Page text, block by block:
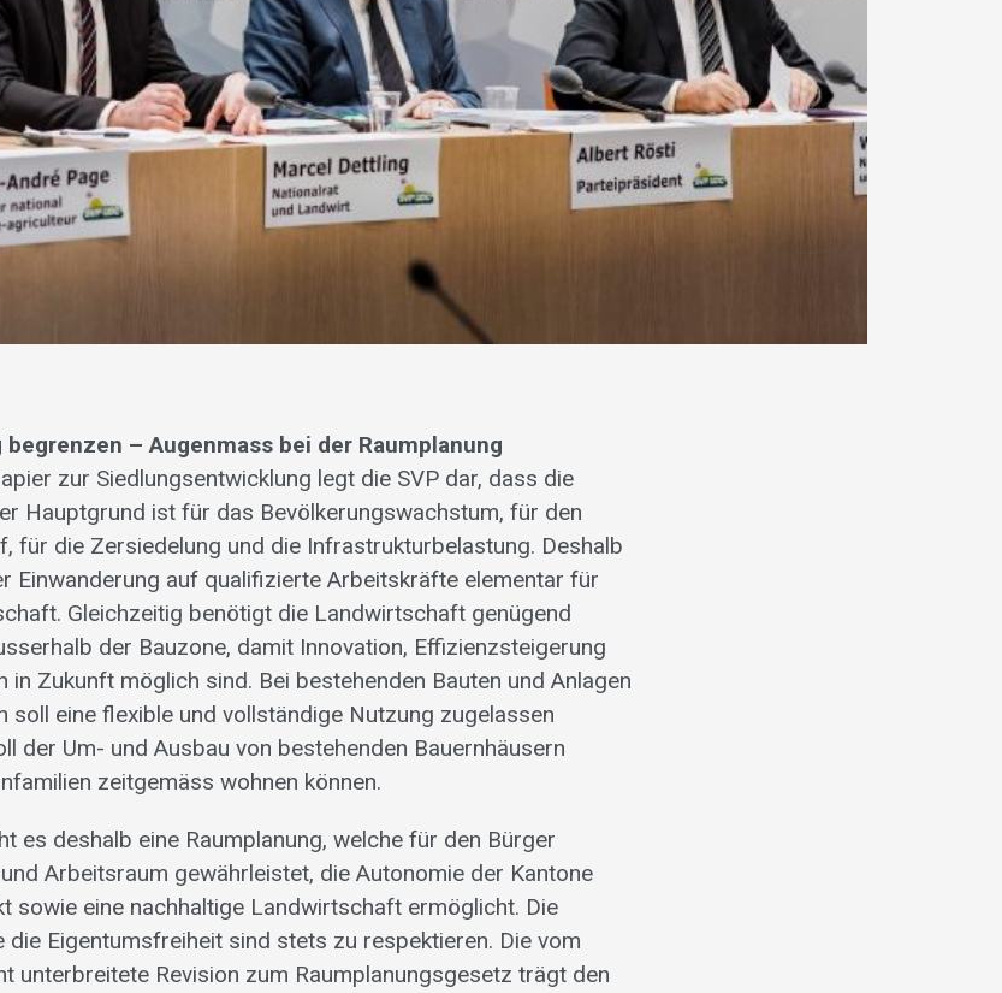
– Augenmass bei der Raumplanung
zur Siedlungsentwicklung legt die SVP dar, dass die
Hauptgrund ist für das Bevölkerungswachstum, für den
für die Zersiedelung und die Infrastrukturbelastung. Deshalb
Einwanderung auf qualifizierte Arbeitskräfte elementar für
Gleichzeitig benötigt die Landwirtschaft genügend
der Bauzone, damit Innovation, Effizienzsteigerung
in Zukunft möglich sind. Bei bestehenden Bauten und Anlagen
soll eine flexible und vollständige Nutzung zugelassen
der Um- und Ausbau von bestehenden Bauernhäusern
zeitgemäss wohnen können.
es deshalb eine Raumplanung, welche für den Bürger
Arbeitsraum gewährleistet, die Autonomie der Kantone
sowie eine nachhaltige Landwirtschaft ermöglicht. Die
die Eigentumsfreiheit sind stets zu respektieren. Die vom
unterbreitete Revision zum Raumplanungsgesetz trägt den